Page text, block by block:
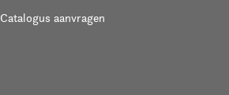
Catalogus aanvragen